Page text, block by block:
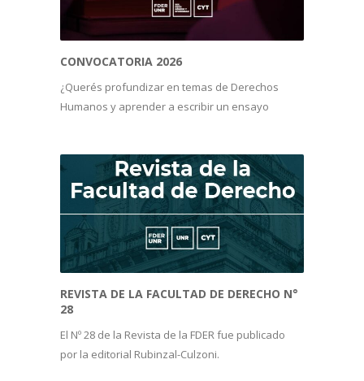
CONVOCATORIA 2026
¿Querés profundizar en temas de Derechos
Humanos y aprender a escribir un ensayo
REVISTA DE LA FACULTAD DE DERECHO N°
28
El Nº 28 de la Revista de la FDER fue publicado
por la editorial Rubinzal-Culzoni.